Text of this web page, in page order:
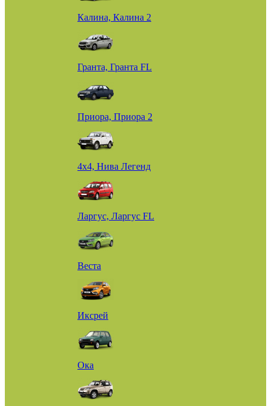
Калина, Калина 2
Гранта, Гранта FL
Приора, Приора 2
4х4, Нива Легенд
Ларгус, Ларгус FL
Веста
Иксрей
Ока